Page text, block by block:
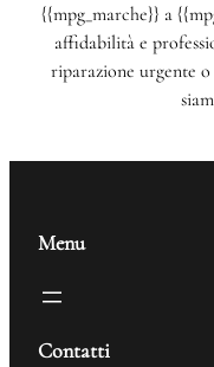
{{mpg_marche}} a
affidabilità e
riparazione urgente
Menu
Contatti